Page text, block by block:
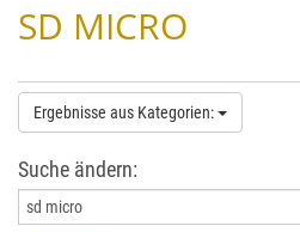
SD MICRO
Ergebnisse aus Kategorien:
Suche ändern: